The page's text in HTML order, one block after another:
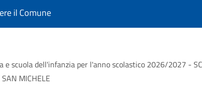
il Comune
scuola dell'infanzia per l'anno scolastico 2026/2027 -
MICHELE